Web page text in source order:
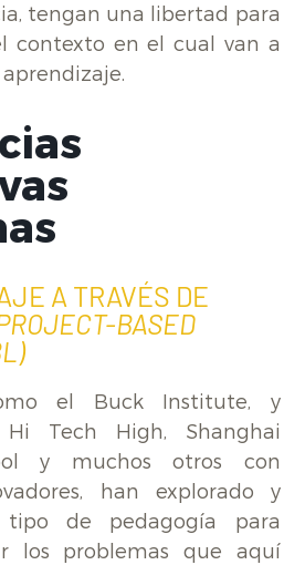
tengan una libertad para
contexto en el cual van a
A TRAVÉS DE
BASED
el Buck Institute, y
Tech High, Shanghai
y muchos otros con
han explorado y
tipo de pedagogía para
los problemas que aquí